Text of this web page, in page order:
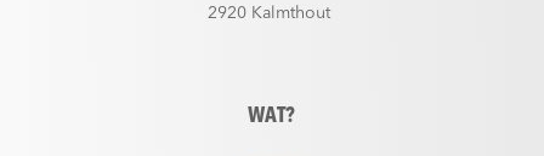
2920 Kalmthout
WAT?